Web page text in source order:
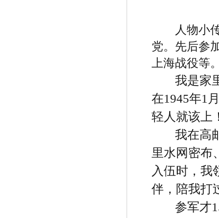
人物小
党。先后参
上海战役等
我是家
在1945年1
轻人就该上
我在高
里水网密布
入伍时，我
伴，陪我打
参军才